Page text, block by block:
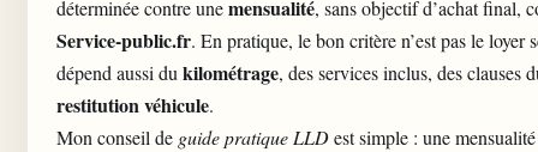
déterminée contre unemensualité, sans objectif d’achat final,
Service-public.fr. En pratique, le bon critère n’est pas le loyer
dépend aussi du kilométrage, des services inclus, des clauses
restitution véhicule.
Mon conseil de guide pratique LLDest simple : une